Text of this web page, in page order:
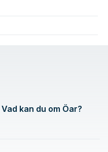
Vad kan du om Öar?